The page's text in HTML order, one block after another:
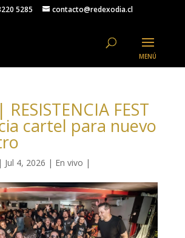
5285 contacto@redexodia.cl
FEST
cartel para nuevo
| Jul 4, 2026 | En vivo |